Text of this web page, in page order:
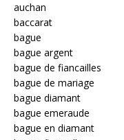
auchan
baccarat
bague
bague argent
bague de fiancailles
bague de mariage
bague diamant
bague emeraude
bague en diamant